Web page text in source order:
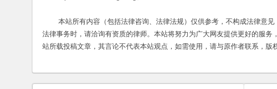
本站所有内容（包括法律咨询、法律法规）仅供参考，不构成法律意见
法律事务时，请洽询有资质的律师。本站将努力为广大网友提供更好的服
站所载投稿文章，其言论不代表本站观点，如需使用，请与原作者联系，版